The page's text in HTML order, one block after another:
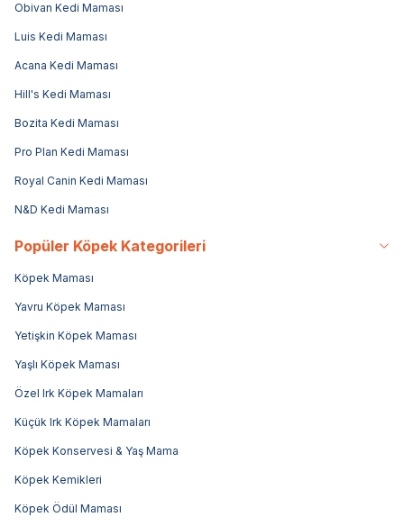
Obivan Kedi Maması
Luis Kedi Maması
Acana Kedi Maması
Hill's Kedi Maması
Bozita Kedi Maması
Pro Plan Kedi Maması
Royal Canin Kedi Maması
N&D Kedi Maması
Popüler Köpek Kategorileri
Köpek Maması
Yavru Köpek Maması
Yetişkin Köpek Maması
Yaşlı Köpek Maması
Özel Irk Köpek Mamaları
Küçük Irk Köpek Mamaları
Köpek Konservesi & Yaş Mama
Köpek Kemikleri
Köpek Ödül Maması